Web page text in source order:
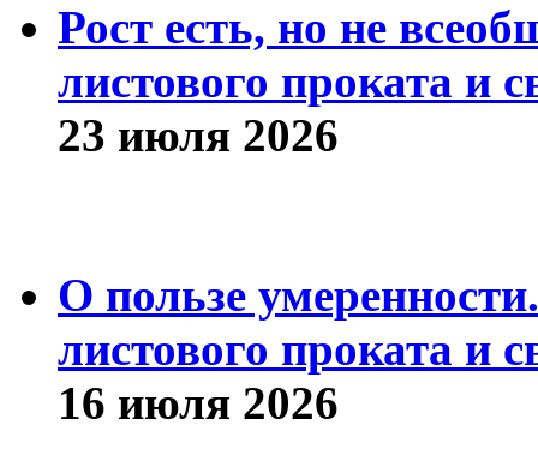
Рост есть, но не
листового проката и
23 июля 2026
О пользе
листового проката и
16 июля 2026